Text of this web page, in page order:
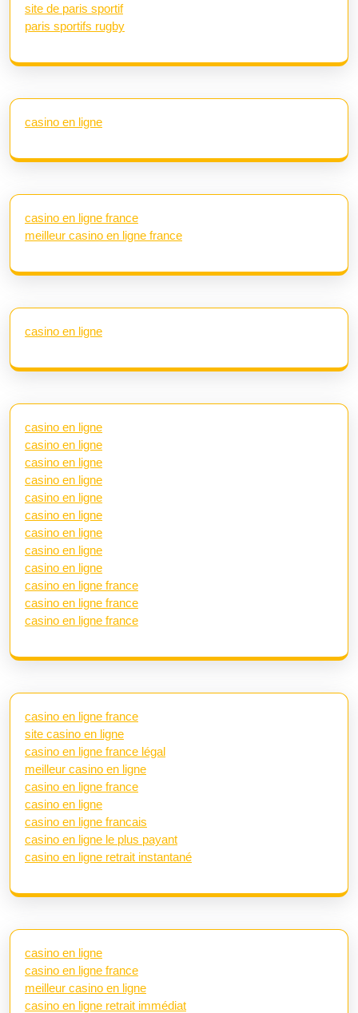
site de paris sportif
paris sportifs rugby
casino en ligne
casino en ligne france
meilleur casino en ligne france
casino en ligne
casino en ligne
casino en ligne
casino en ligne
casino en ligne
casino en ligne
casino en ligne
casino en ligne
casino en ligne
casino en ligne
casino en ligne france
casino en ligne france
casino en ligne france
casino en ligne france
site casino en ligne
casino en ligne france légal
meilleur casino en ligne
casino en ligne france
casino en ligne
casino en ligne francais
casino en ligne le plus payant
casino en ligne retrait instantané
casino en ligne
casino en ligne france
meilleur casino en ligne
casino en ligne retrait immédiat